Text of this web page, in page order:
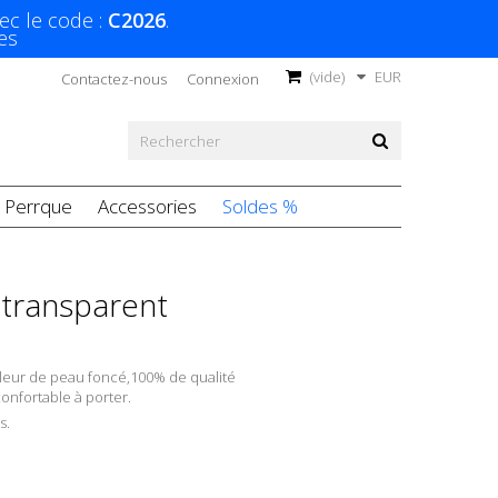
le code : C2026.
EUR
(vide)
Connexion
Contactez-nous
Perrque Accessories Soldes %
de peau foncé,100% de qualité
à porter.